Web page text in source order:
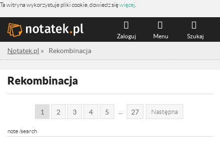
Ta witryna wykorzystuje pliki cookie, dowiedz sięwięcej
Szukaj
Menu
Zaloguj
Notatek.pl » Rekombinacja
Rekombinacja
1 2 3 4 5 27 Następna
note /search